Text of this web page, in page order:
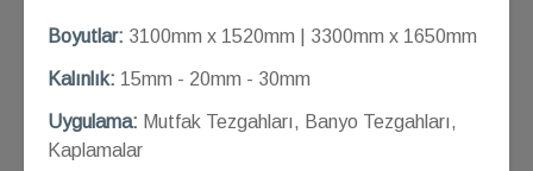
Boyutlar: 3100mm x 1520mm | 3300mm x 1650mm
Kalınlık: 15mm - 20mm - 30mm
Uygulama: Mutfak Tezgahları, Banyo Tezgahları,
Kaplamalar